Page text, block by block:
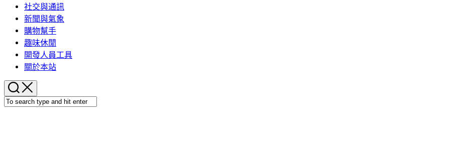
社交與通訊
新聞與氣象
購物幫手
趣味休閒
開發人員工具
關於本站